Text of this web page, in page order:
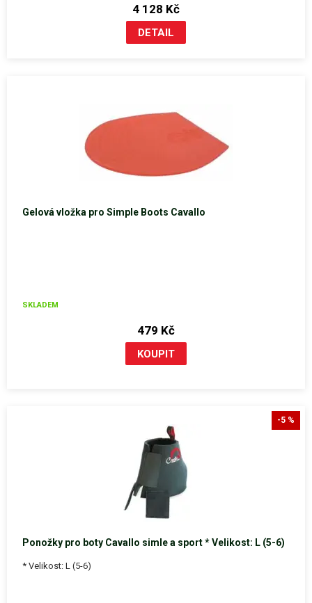
4 128 Kč
Gelová vložka pro Simple Boots Cavallo
SKLADEM
479 Kč
-5 %
Ponožky pro boty Cavallo simle a sport * Velikost: L (5-6)
* Velikost: L (5-6)